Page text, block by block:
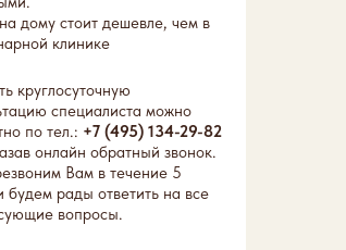
дому стоит дешевле, чем в
клинике
круглосуточную
специалиста можно
по тел.: +7 (495) 134-29-82
онлайн обратный звонок.
Вам в течение 5
будем рады ответить на все
вопросы.